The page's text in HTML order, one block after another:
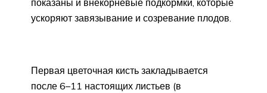
показаны и внекорневые подкормки, которые
ускоряют завязывание и созревание плодов.
Первая цветочная кисть закладывается
после 6–11 настоящих листьев (в